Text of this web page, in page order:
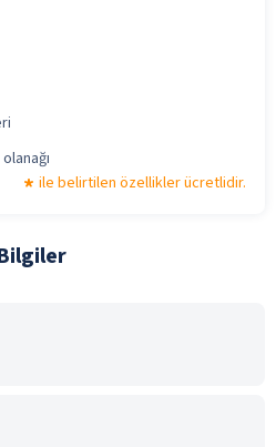
ile belirtilen özellikler ücretlidir.